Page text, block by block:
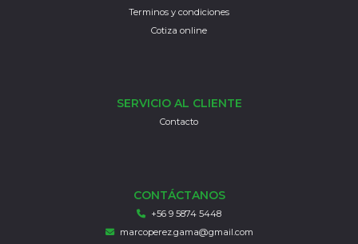
Terminos y condiciones
Cotiza online
SERVICIO AL CLIENTE
Contacto
CONTÁCTANOS
+56 9 5874 5448
marcoperez.gama@gmail.com